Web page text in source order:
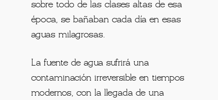
sobre todo de las clases altas de esa
época, se bañaban cada día en esas
aguas milagrosas.
La fuente de agua sufrirá una
contaminación irreversible en tiempos
modernos, con la llegada de una